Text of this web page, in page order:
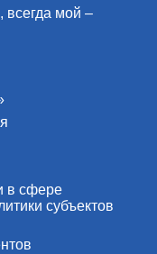
всегда мой –
в сфере
субъектов